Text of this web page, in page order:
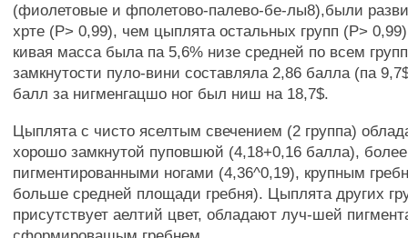
(фиолетовые и фполетово-палево-бе-лы8),были
хрте (Р> 0,99), чем цыплята остальных групп (Р>
кивая масса была па 5,6% низе средней по всем
замкнутости пуло-вини составляла 2,86 балла (па
балл за нигменгацшо ног был ниш на 18,7$.
Цыплята с чисто яселтым свечением (2 группа)
хорошо замкнутой пуповшюй (4,18+0,16 балла), более
пигментированными ногами (4,36^0,19), крупным
больше средней площади гребня). Цыплята других
присутствует аелтий цвет, обладают луч-шей